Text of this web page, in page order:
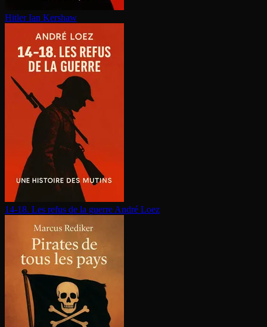
Hitler Ian Kershaw
14-18. Les refus de la guerre André Loez